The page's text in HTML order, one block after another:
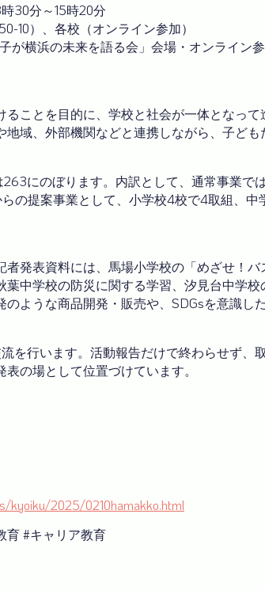
30分～15時20分
10）、各校（オンライン参加）
が横浜の未来を語る会」会場・オンライン
ことを目的に、学校と社会が一体となっ
域、外部機関などと連携しながら、子ど
にのぼります。内訳として、通常事業
の提案事業として、小学校4校で4取組、
発表資料には、馬場小学校の「めざせ！
中学校の防災に関する学習、汐見台中学
ような商品開発・販売や、SDGsを意識し
を行います。活動報告だけで終わらせず
の場として位置づけています。
kyoiku/2025/0210hamakko.html
育 #キャリア教育